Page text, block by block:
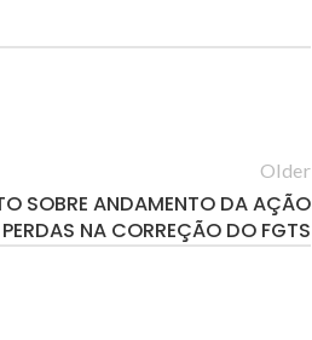
Older
SOBRE ANDAMENTO DA AÇÃO
NA CORREÇÃO DO FGTS